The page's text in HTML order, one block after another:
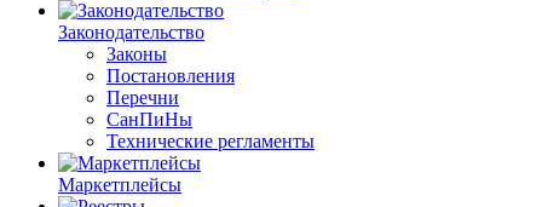
Законодательство
Законы
Постановления
Перечни
СанПиНы
Технические регламенты
Маркетплейсы